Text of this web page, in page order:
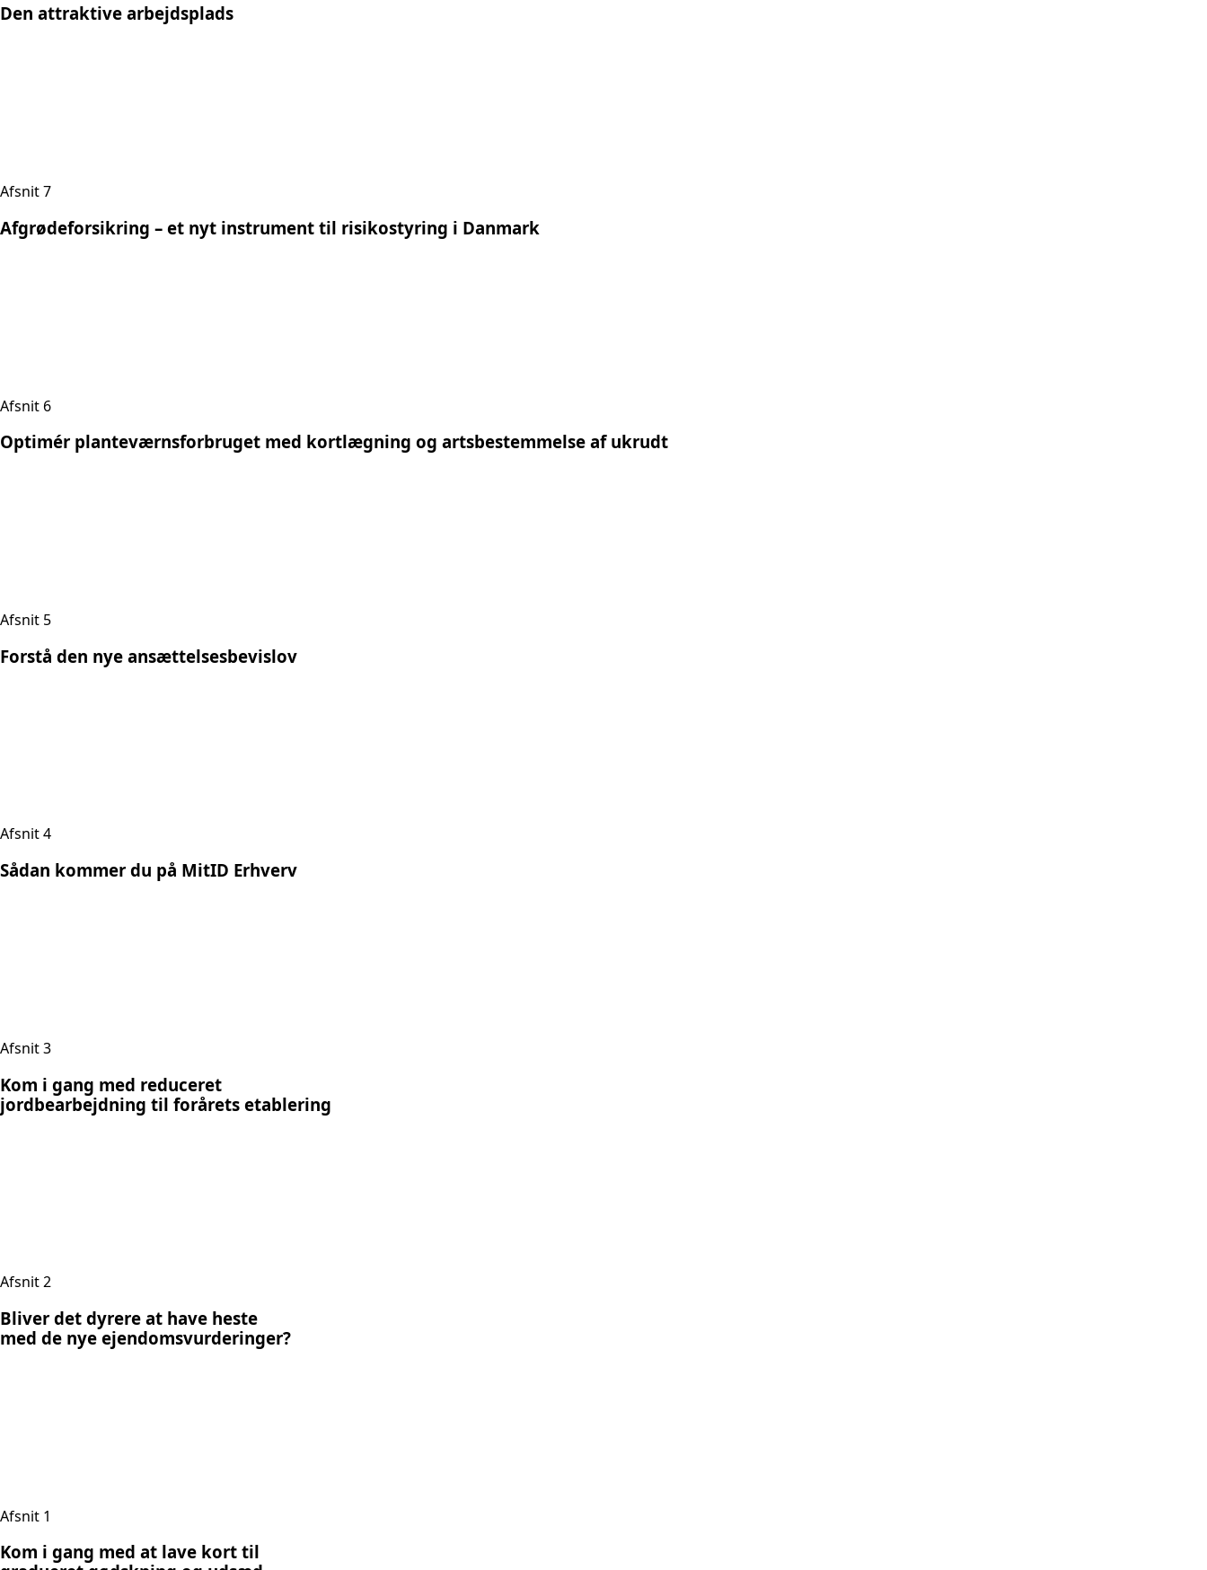
Den attraktive arbejdsplads
Afsnit 7
Afgrødeforsikring – et nyt instrument til risikostyring i Danmark
Afsnit 6
Optimér planteværnsforbruget med kortlægning og artsbestemmelse af ukrudt
Afsnit 5
Forstå den nye ansættelsesbevislov
Afsnit 4
Sådan kommer du på MitID Erhverv
Afsnit 3
Kom i gang med reduceret
jordbearbejdning til forårets etablering
Afsnit 2
Bliver det dyrere at have heste
med de nye ejendomsvurderinger?
Afsnit 1
Kom i gang med at lave kort til